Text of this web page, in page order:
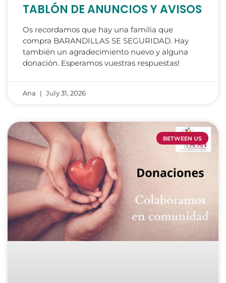
TABLÓN DE ANUNCIOS Y AVISOS
Os recordamos que hay una familia que
compra BARANDILLAS SE SEGURIDAD. Hay
también un agradecimiento nuevo y alguna
donación. Esperamos vuestras respuestas!
Ana July 31, 2026
BETWEEN US